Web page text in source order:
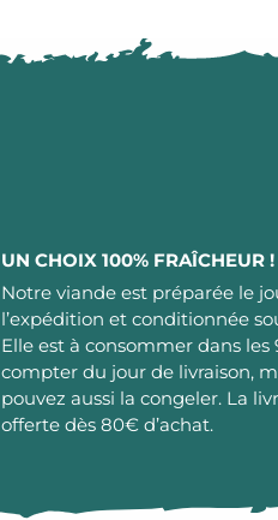
UN CHOIX 100% FRAÎCHEUR !
Notre viande est préparée le
l’expédition et conditionnée
Elle est à consommer dans les
compter du jour de livraison,
pouvez aussi la congeler. La
offerte dès 80€ d’achat.